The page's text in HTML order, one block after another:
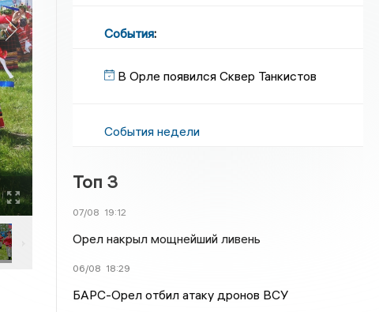
События:
В Орле появился Сквер Танкистов
События недели
Топ 3
07/08 19:12
Орел накрыл мощнейший ливень
06/08 18:29
БАРС-Орел отбил атаку дронов ВСУ